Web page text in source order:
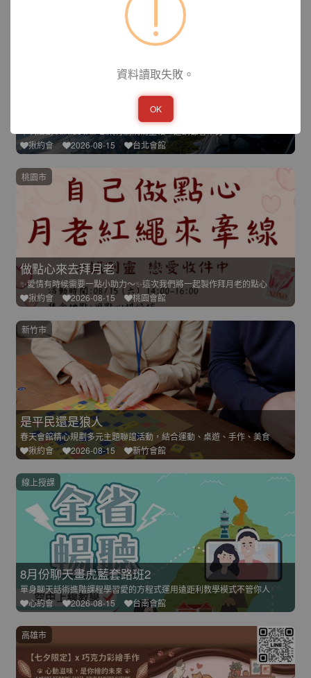
揪約會
2026-08-15 台北會館
做點心來去拜月老
✨愛情有時候需要一點小助力～✨這次我們將一起製作拜月老的點心
揪約會
2026-08-15 桃園會館
桃園市
是平民還是狼人
春天會館精心規劃多元主題聯誼活動，結合運動、桌遊、手作、美食
揪約會
2026-08-15 新竹會館
新竹市
8月份聊天畫虎藍套路班2
單身聊天話術進階課程學習愛的方程式運用遠距利教學模式不管你人
心約會
2026-08-15 台南會館
線上授課
高雄市
資料讀取失敗。
OK